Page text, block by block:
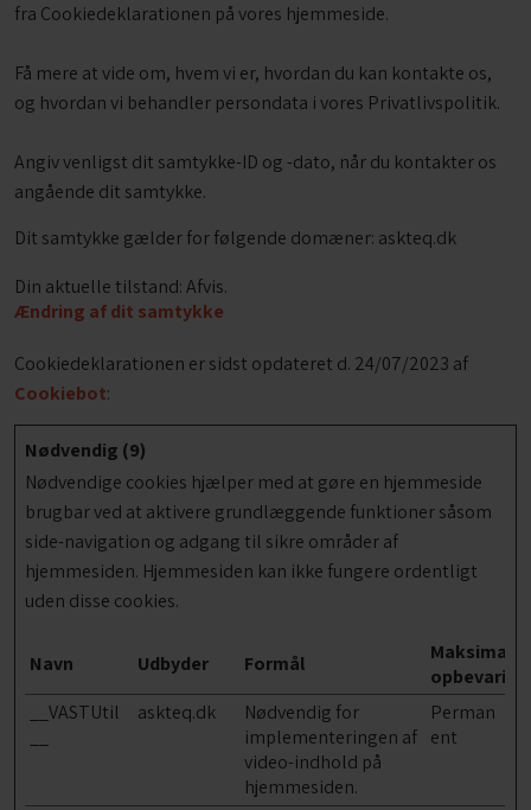
fra Cookiedeklarationen på vores hjemmeside.
Få mere at vide om, hvem vi er, hvordan du kan kontakte os,
og hvordan vi behandler persondata i vores Privatlivspolitik.
Angiv venligst dit samtykke-ID og -dato, når du kontakter os
angående dit samtykke.
Dit samtykke gælder for følgende domæner: askteq.dk
Din aktuelle tilstand: Afvis.
Ændring af dit samtykke
Cookiedeklarationen er sidst opdateret d. 24/07/2023 af
Cookiebot:
Nødvendig (9)
Nødvendige cookies hjælper med at gøre en hjemmeside
brugbar ved at aktivere grundlæggende funktioner såsom
side-navigation og adgang til sikre områder af
hjemmesiden. Hjemmesiden kan ikke fungere ordentligt
uden disse cookies.
Navn Udbyder Formål
Maksimal
__VASTUtil
askteq.dk
Nødvendig for
implementeringen af
video-indhold på
hjemmesiden.
Perman
ent